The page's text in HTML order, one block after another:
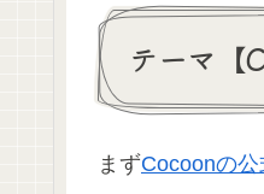
テーマ【
まずCocoonの公